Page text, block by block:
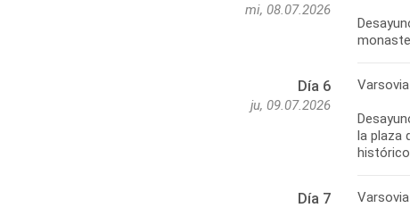
mi, 08.07.2026
Día 6
ju, 09.07.2026
la plaza
Día 7